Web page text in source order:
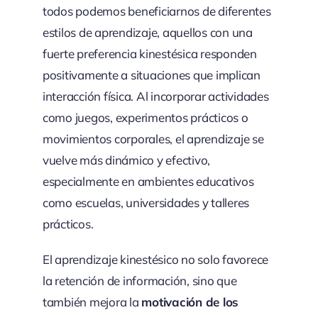
todos podemos beneficiarnos de diferentes
estilos de aprendizaje, aquellos con una
fuerte preferencia kinestésica responden
positivamente a situaciones que implican
interacción física. Al incorporar actividades
como juegos, experimentos prácticos o
movimientos corporales, el aprendizaje se
vuelve más dinámico y efectivo,
especialmente en ambientes educativos
como escuelas, universidades y talleres
prácticos.
El aprendizaje kinestésico no solo favorece
la retención de información, sino que
también mejora la motivación de los